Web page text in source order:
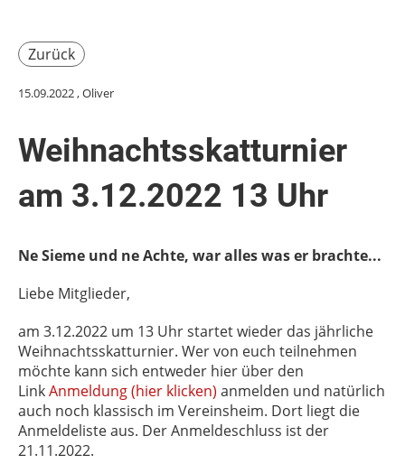
Zurück
15.09.2022, Oliver
Weihnachtsskatturnier
am 3.12.2022 13 Uhr
Ne Sieme und ne Achte, war alles was er brachte...
Liebe Mitglieder,
am 3.12.2022 um 13 Uhr startet wieder das jährliche
Weihnachtsskatturnier. Wer von euch teilnehmen
möchte kann sich entweder hier über den
LinkAnmeldung (hier klicken) anmelden und natürlich
auch noch klassisch im Vereinsheim. Dort liegt die
Anmeldeliste aus. Der Anmeldeschluss ist der
21.11.2022.